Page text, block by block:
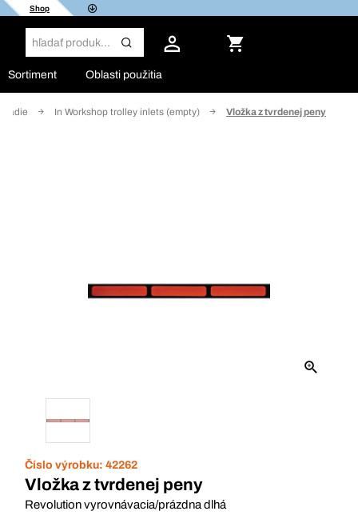
Shop
Sortiment Oblasti použitia
In Workshop trolley inlets (empty) Vložka z tvrdenej peny
Číslo výrobku: 42262
Vložka z tvrdenej peny
Revolution vyrovnávacia/prázdna dlhá